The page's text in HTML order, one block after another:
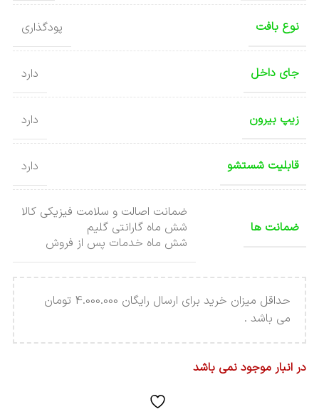
نوع بافت پودگذاری
جای داخل دارد
زیپ بیرون دارد
قابلیت شستشو دارد
ضمانت ها
ضمانت اصالت و سلامت فیزیکی کالا
شش ماه گارانتی گلیم
شش ماه خدمات پس از فروش
حداقل میزان خرید برای ارسال رایگان 4.000.000 تومان
می باشد .
در انبار موجود نمی باشد